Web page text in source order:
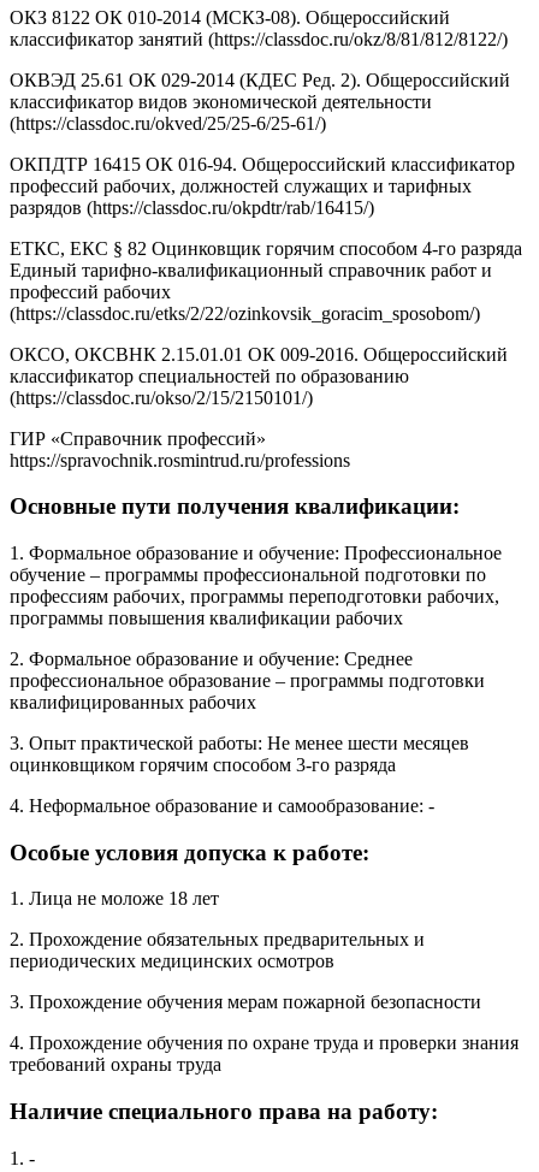
ОКЗ 8122 ОК 010-2014 (МСКЗ-08). Общероссийский
классификатор занятий (https://classdoc.ru/okz/8/81/812/8122/)
ОКВЭД 25.61 ОК 029-2014 (КДЕС Ред. 2). Общероссийский
классификатор видов экономической деятельности
(https://classdoc.ru/okved/25/25-6/25-61/)
ОКПДТР 16415 ОК 016-94. Общероссийский классификатор
профессий рабочих, должностей служащих и тарифных
разрядов (https://classdoc.ru/okpdtr/rab/16415/)
ЕТКС, ЕКС § 82 Оцинковщик горячим способом 4-го разряда
Единый тарифно-квалификационный справочник работ и
профессий рабочих
(https://classdoc.ru/etks/2/22/ozinkovsik_goracim_sposobom/)
ОКСО, ОКСВНК 2.15.01.01 ОК 009-2016. Общероссийский
классификатор специальностей по образованию
(https://classdoc.ru/okso/2/15/2150101/)
ГИР «Справочник профессий»
https://spravochnik.rosmintrud.ru/professions
Основные пути получения квалификации:
1. Формальное образование и обучение: Профессиональное
обучение – программы профессиональной подготовки по
профессиям рабочих, программы переподготовки рабочих,
программы повышения квалификации рабочих
2. Формальное образование и обучение: Среднее
профессиональное образование – программы подготовки
квалифицированных рабочих
3. Опыт практической работы: Не менее шести месяцев
оцинковщиком горячим способом 3-го разряда
4. Неформальное образование и самообразование: -
Особые условия допуска к работе:
1. Лица не моложе 18 лет
2. Прохождение обязательных предварительных и
периодических медицинских осмотров
3. Прохождение обучения мерам пожарной безопасности
4. Прохождение обучения по охране труда и проверки знания
требований охраны труда
Наличие специального права на работу:
1. -